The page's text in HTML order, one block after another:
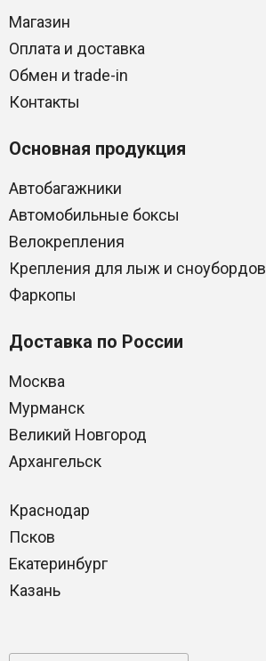
Магазин
Оплата и доставка
Обмен и trade-in
Контакты
Основная продукция
Автобагажники
Автомобильные боксы
Велокрепления
Крепления для лыж и сноубордов
Фаркопы
Доставка по России
Москва
Мурманск
Великий Новгород
Архангельск
Краснодар
Псков
Екатеринбург
Казань